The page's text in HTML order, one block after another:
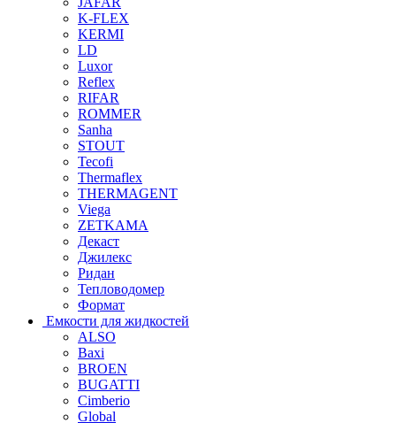
K-FLEX
KERMI
LD
Luxor
Reflex
RIFAR
ROMMER
Sanha
STOUT
Tecofi
Thermaflex
THERMAGENT
Viega
ZETKAMA
Декаст
Джилекс
Ридан
Тепловодомер
Формат
Емкости для жидкостей
ALSO
Baxi
BROEN
BUGATTI
Cimberio
Global